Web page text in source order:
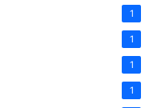
1
1
1
1